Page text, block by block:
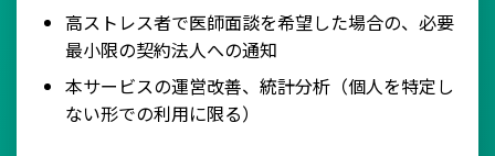
高ストレス者で医師面談を希望した場合の、必要
最小限の契約法人への通知
本サービスの運営改善、統計分析（個人を特定し
ない形での利用に限る）